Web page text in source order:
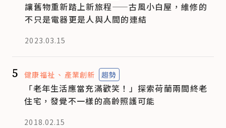
讓舊物重新踏上新旅程——古風小白屋，維修的
不只是電器更是人與人間的連結
2023.03.15
5 健康福祉 產業創新 趨勢
「老年生活應當充滿歡笑！」探索荷蘭兩間終老
住宅，發覺不一樣的高齡照護可能
2018.02.15